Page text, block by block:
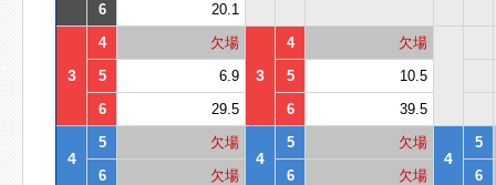
6
20.1
3
4 欠場
3
4
欠場
5
6.9 5
10.5
6
29.5 6 39.5
4
5 欠場
4
5 欠場
4
5
6
欠場 6 欠場 6